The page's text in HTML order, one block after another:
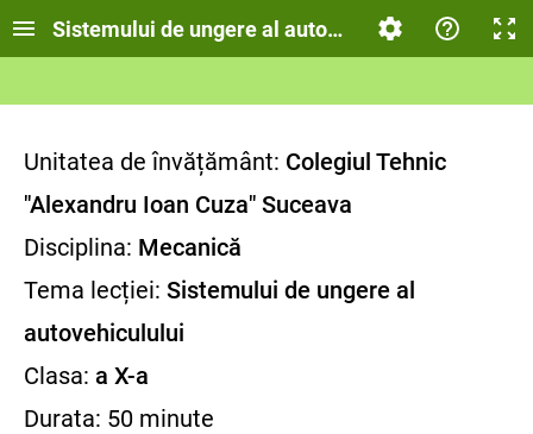
Sistemului de ungere al autovehiculului
Unitatea de învățământ: Colegiul Tehnic
"Alexandru Ioan Cuza" Suceava
Disciplina: Mecanică
Tema lecției: Sistemului de ungere al
autovehiculului
Clasa: a X-a
Durata: 50 minute